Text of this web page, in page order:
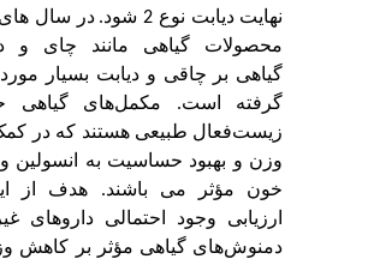
نهایت دیابت نوع 2 شود.
در سال های
محصولات گیاهی مانند چای و
گیاهی بر چاقی و دیابت بسیار مورد
گرفته است. مکمل‌های گیاهی
زیست‌فعال طبیعی هستند که در
وزن و بهبود حساسیت به انسولین
خون مؤثر می باشند. هدف از
ارزیابی وجود احتمالی داروهای
دمنوش‌های گیاهی مؤثر بر کاهش